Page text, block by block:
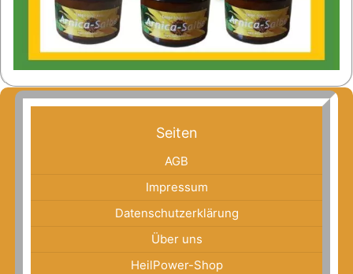
Seiten
AGB
Impressum
Datenschutzerklärung
Über uns
HeilPower-Shop